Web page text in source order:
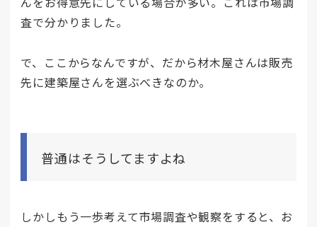
査で分かりました。
で、ここからなんですが、だから材木屋さんは販売
先に建築屋さんを選ぶべきなのか。
普通はそうしてますよね
しかしもう一歩考えて市場調査や観察をすると、お